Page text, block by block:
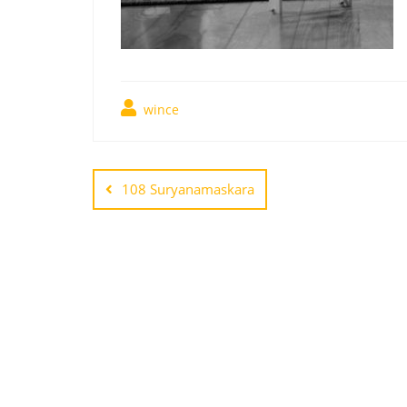
wince
108 Suryanamaskara